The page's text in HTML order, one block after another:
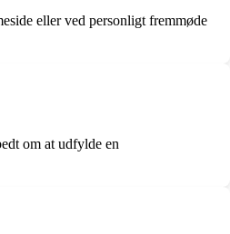
eller ved personligt fremmøde
om at udfylde en